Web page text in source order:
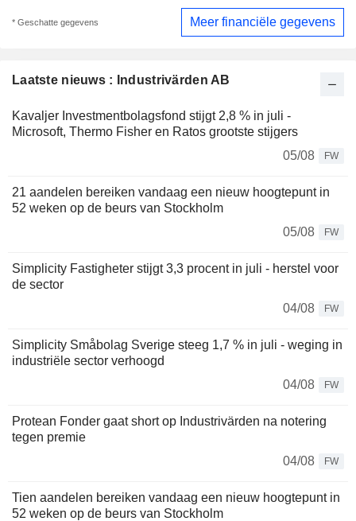
Laatste nieuws : Industrivärden AB
Kavaljer Investmentbolagsfond stijgt 2,8 % in juli -
Microsoft, Thermo Fisher en Ratos grootste stijgers
05/08
FW
21 aandelen bereiken vandaag een nieuw hoogtepunt in
52 weken op de beurs van Stockholm
05/08
FW
Simplicity Fastigheter stijgt 3,3 procent in juli - herstel voor
de sector
04/08
FW
Simplicity Småbolag Sverige steeg 1,7 % in juli - weging in
industriële sector verhoogd
04/08
FW
Protean Fonder gaat short op Industrivärden na notering
tegen premie
04/08
FW
Tien aandelen bereiken vandaag een nieuw hoogtepunt in
52 weken op de beurs van Stockholm
* Geschatte gegevens Meer financiële gegevens